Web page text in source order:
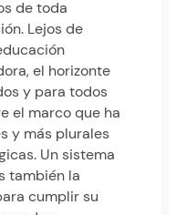
de toda
Lejos de
el horizonte
y para todos
el marco que ha
y más plurales
Un sistema
también la
cumplir su